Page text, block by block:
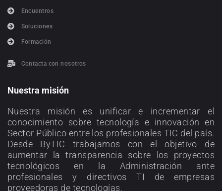
Encuentros
Soluciones
Formación
Contacta con nosotros
Nuestra misión
Nuestra misión es unificar e incrementar el
conocimiento sobre tecnología e innovación en
Sector Público entre los profesionales TIC del país.
Desde ByTIC trabajamos con el objetivo de
aumentar la transparencia sobre los proyectos
tecnológicos en la Administración ante
profesionales y directivos TI de empresas
proveedoras de tecnologías.